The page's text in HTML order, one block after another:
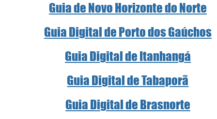
Guia de Novo Horizonte do Norte
Guia Digital de Porto dos Gaúchos
Guia Digital de Itanhangá
Guia Digital de Tabaporã
Guia Digital de Brasnorte